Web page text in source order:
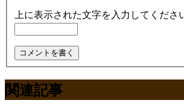
上に表示された文字を入力してくださ
関連記事